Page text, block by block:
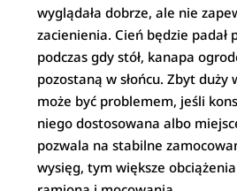
wyglądała dobrze, ale nie
zacienienia. Cień będzie padał
podczas gdy stół, kanapa
pozostaną w słońcu. Zbyt duży
może być problemem, jeśli
niego dostosowana albo
pozwala na stabilne
wysięg, tym większe obciążenia